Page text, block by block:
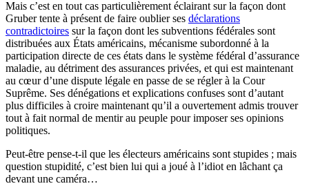
Mais c’est en tout cas particulièrement éclairant sur la façon dont
Gruber tente à présent de faire oublier ses déclarations
contradictoires sur la façon dont les subventions fédérales sont
distribuées aux États américains, mécanisme subordonné à la
participation directe de ces états dans le système fédéral d’assurance
maladie, au détriment des assurances privées, et qui est maintenant
au cœur d’une dispute légale en passe de se régler à la Cour
Suprême. Ses dénégations et explications confuses sont d’autant
plus difficiles à croire maintenant qu’il a ouvertement admis trouver
tout à fait normal de mentir au peuple pour imposer ses opinions
politiques.
Peut-être pense-t-il que les électeurs américains sont stupides ; mais
question stupidité, c’est bien lui qui a joué à l’idiot en lâchant ça
devant une caméra…